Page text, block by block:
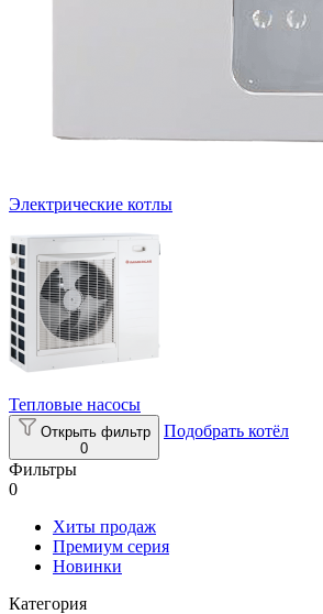
Электрические котлы
Тепловые насосы
Открыть фильтр
0
Подобрать котёл
Фильтры
0
Хиты продаж
Премиум серия
Новинки
Категория